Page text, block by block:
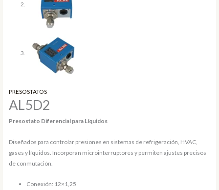
PRESOSTATOS
AL5D2
Presostato Diferencial para Líquidos
Diseñados para controlar presiones en sistemas de refrigeración, HVAC,
gases y líquidos. Incorporan microinterruptores y permiten ajustes precisos
de conmutación.
Conexión: 12×1,25